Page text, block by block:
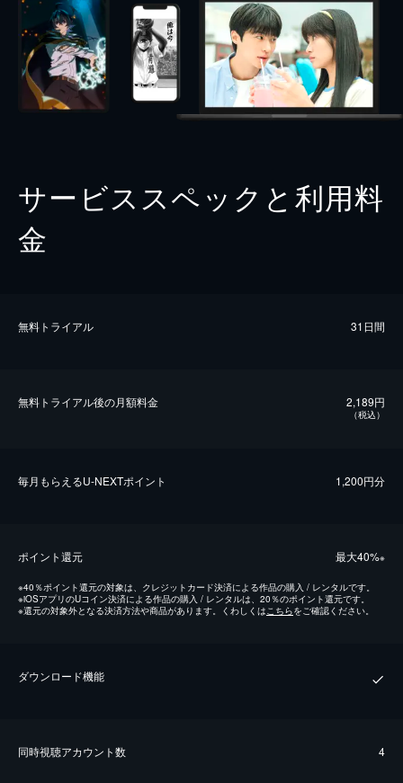
サービススペックと利用料
金
無料トライアル 31日間
無料トライアル後の⽉額料金 2,189円
（税込）
毎⽉もらえるU-NEXTポイント 1,200円分
ポイント還元 最⼤40%※
※40％ポイント還元の対象は、クレジットカード決済による作品の購入 / レンタルです。
※iOSアプリのUコイン決済による作品の購入 / レンタルは、20％のポイント還元です。
※還元の対象外となる決済方法や商品があります。くわしくは こちらをご確認ください。
ダウンロード機能
同時視聴アカウント数 4